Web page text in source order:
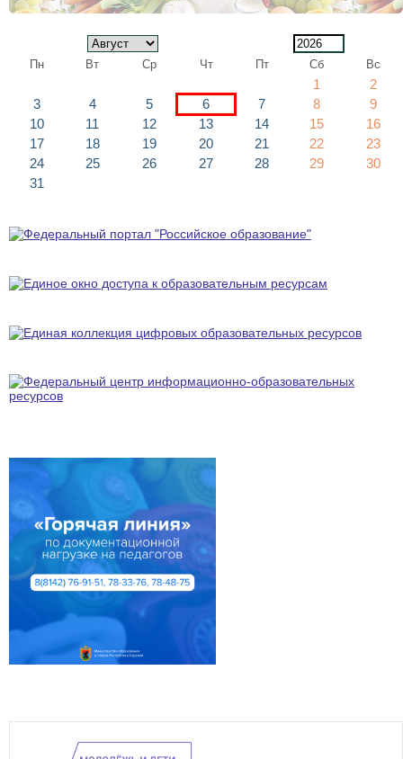
Пн Вт Ср Чт Пт Сб Вс
1
2
3
4 5 6 7 8
9
10
11 12 13 14 15
16
17
18 19 20 21 22
23
24
25 26 27 28 29
30
31